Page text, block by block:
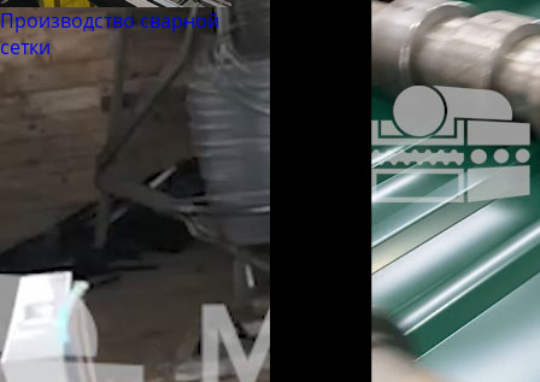
Труба бесшовная 203
Труба бесшовная 219
Труба бесшовная 245
Труба бесшовная 273
Труба бесшовная 299
Труба бесшовная 325
Труба бесшовная 330
Труба бесшовная 351
Труба бесшовная 377
Труба бесшовная 402
Производство сварной
сетки